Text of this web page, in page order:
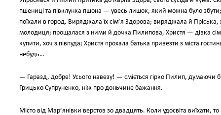
пшениці та півклунка пшона — увесь лишок, який можна було
поїхали в город. Виряджала їх сім’я Здорова; виряджала й
молодиця; прощалася з ними й дочка Пилипова, Христя — дівка
купити, хоч з півпуда; Христя прохала батька привезти з міста
небудь…
— Гаразд, добре! Усього навезу! — сміється гірко Пилип, думаючи
Грицько Супруненко, ніж про доньчине бажання.
Місто від Мар’янівки верстов зо двадцять. Коли удосвіта виїхати,